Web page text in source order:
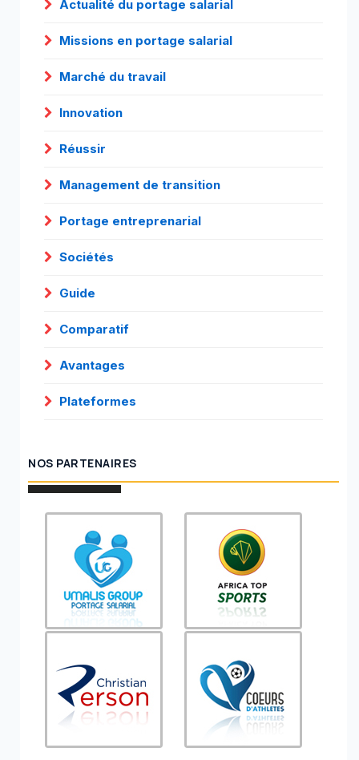
Actualité du portage salarial
Missions en portage salarial
Marché du travail
Innovation
Réussir
Management de transition
Portage entreprenarial
Sociétés
Guide
Comparatif
Avantages
Plateformes
NOS PARTENAIRES